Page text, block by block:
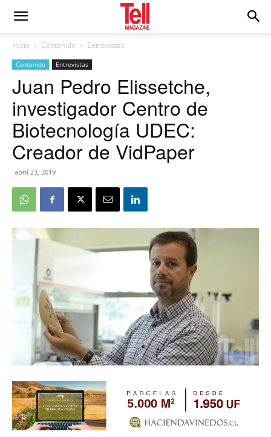
Inicio Contenido Entrevistas
Contenido Entrevistas
Juan Pedro Elissetche,
investigador Centro de
Biotecnología UDEC:
Creador de VidPaper
abril 23, 2019